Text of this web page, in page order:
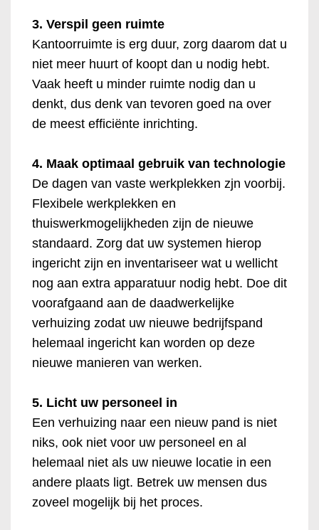
3. Verspil geen ruimte
Kantoorruimte is erg duur, zorg daarom dat u
niet meer huurt of koopt dan u nodig hebt.
Vaak heeft u minder ruimte nodig dan u
denkt, dus denk van tevoren goed na over
de meest efficiënte inrichting.
4. Maak optimaal gebruik van technologie
De dagen van vaste werkplekken zjn voorbij.
Flexibele werkplekken en
thuiswerkmogelijkheden zijn de nieuwe
standaard. Zorg dat uw systemen hierop
ingericht zijn en inventariseer wat u wellicht
nog aan extra apparatuur nodig hebt. Doe dit
voorafgaand aan de daadwerkelijke
verhuizing zodat uw nieuwe bedrijfspand
helemaal ingericht kan worden op deze
nieuwe manieren van werken.
5. Licht uw personeel in
Een verhuizing naar een nieuw pand is niet
niks, ook niet voor uw personeel en al
helemaal niet als uw nieuwe locatie in een
andere plaats ligt. Betrek uw mensen dus
zoveel mogelijk bij het proces.